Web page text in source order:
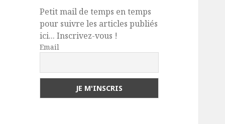
Petit mail de temps en temps
pour suivre les articles publiés
ici... Inscrivez-vous !
Email